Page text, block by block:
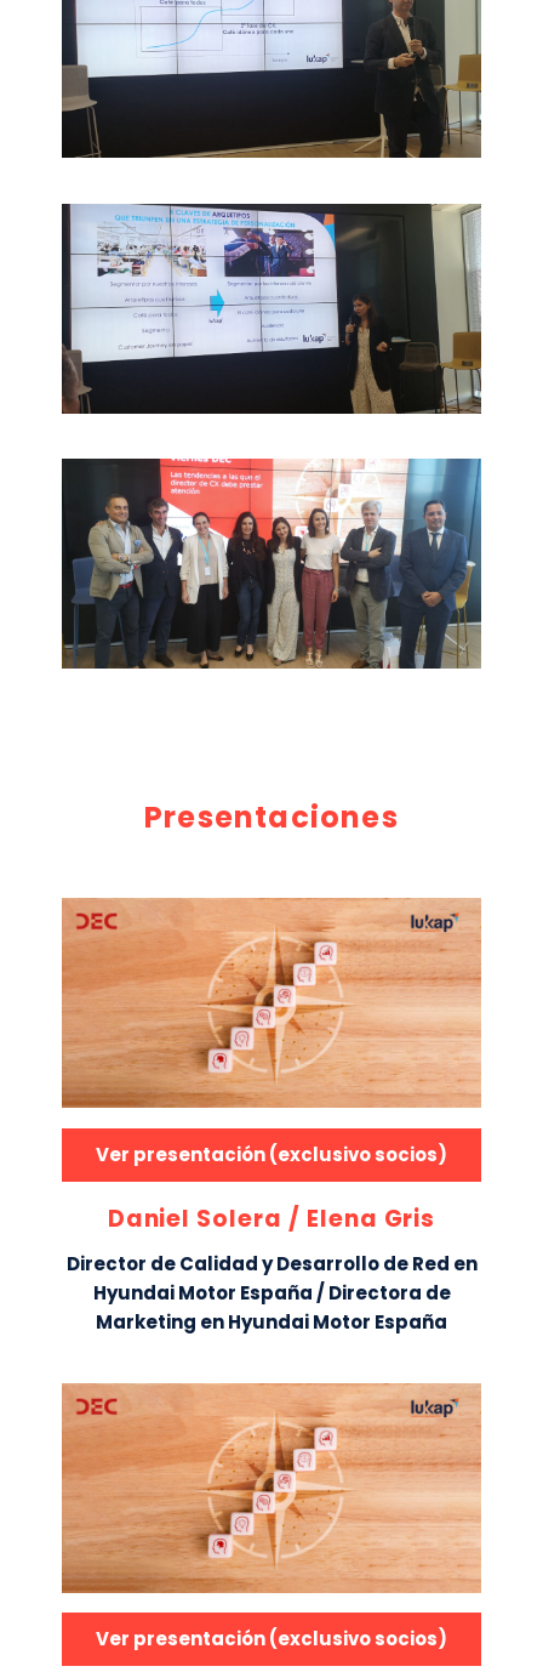
Presentaciones
Ver presentación (exclusivo socios)
Daniel Solera / Elena Gris
Director de Calidad y Desarrollo de Red en
Hyundai Motor España / Directora de
Marketing en Hyundai Motor España
Ver presentación (exclusivo socios)